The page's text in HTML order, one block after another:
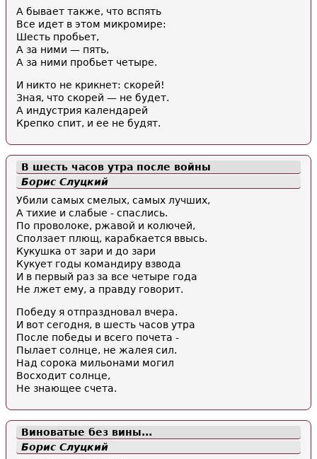
А бывает также, что вспять
Все идет в этом микромире:
Шесть пробьет,
А за ними — пять,
А за ними пробьет четыре.
И никто не крикнет: скорей!
Зная, что скорей — не будет.
А индустрия календарей
Крепко спит, и ее не будят.
В шесть часов утра после войны
Борис Слуцкий
Убили самых смелых, самых лучших,
А тихие и слабые - спаслись.
По проволоке, ржавой и колючей,
Сползает плющ, карабкается ввысь.
Кукушка от зари и до зари
Кукует годы командиру взвода
И в первый раз за все четыре года
Не лжет ему, а правду говорит.
Победу я отпраздновал вчера.
И вот сегодня, в шесть часов утра
После победы и всего почета -
Пылает солнце, не жалея сил.
Над сорока мильонами могил
Восходит солнце,
Не знающее счета.
Виноватые без вины...
Борис Слуцкий